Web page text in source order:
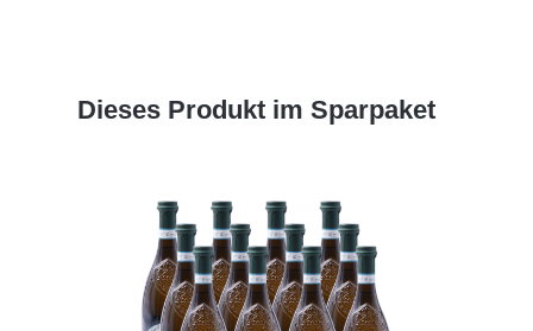
Produktgalerie überspringen
Dieses Produkt im Sparpaket